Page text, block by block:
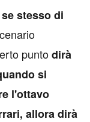
stesso di
puntodirà
si
l'ottavo
allora dirà